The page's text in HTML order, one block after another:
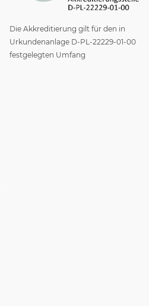
Die Akkreditierung gilt für den in
Urkundenanlage D-PL-22229-01-00
festgelegten Umfang